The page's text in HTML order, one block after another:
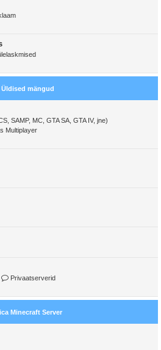
Üldised mängud
SAMP, MC, GTA SA, GTA IV, jne)
Multiplayer
Privaatserverid
Minecraft Server